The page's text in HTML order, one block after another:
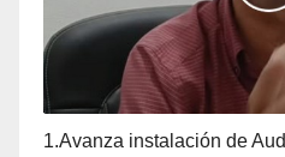
1.Avanza instalación de